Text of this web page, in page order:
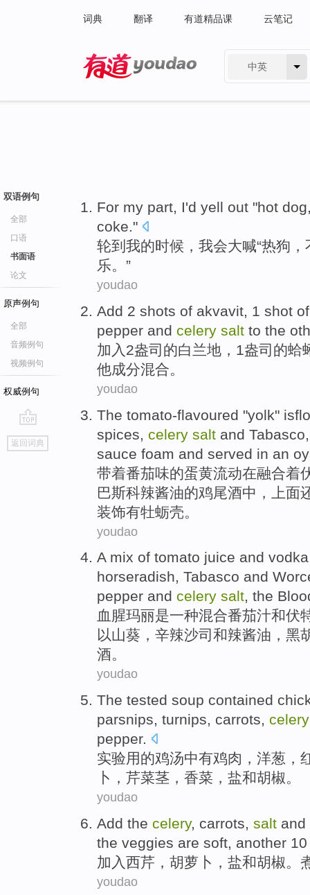
词典 翻译 有道精品课 云笔记
中英
双语例句
全部
口语
书面语
论文
原声例句
全部
音频例句
视频例句
权威例句
go
top
返回词典
For my part, I'd yell out "hot dog
coke."
轮到 我的时候 ， 我会大喊“热狗 ，
乐。”
youdao
Add 2 shots of akvavit, 1 shot
pepper and celery salt to the
加入 2盎司 的白兰地 ， 1盎司的蛤
他成分混合。
youdao
The tomato-flavoured "yolk"
spices
celery salt and Tabasco
sauce foam and served in an
带着番茄味的蛋黄流动在融合着
巴斯科辣酱油的鸡尾酒中，上面
装饰有牡蛎壳 。
youdao
A mix of tomato juice and vodka
horseradish, Tabasco and
pepper and celery salt, the
血腥玛丽是一种混合番茄汁和伏
以山葵 ， 辛辣沙司和辣酱油， 黑
酒。
youdao
The tested soup contained
parsnips, turnips, carrots, celery
pepper.
实验用的鸡汤中有鸡肉 ， 洋葱 ，
卜 ， 芹菜茎 ， 香菜 ， 盐和胡椒。
youdao
Add the celery, carrots, salt and
the veggies are soft, another 10
加入西芹 ， 胡萝卜 ， 盐和胡椒。
youdao